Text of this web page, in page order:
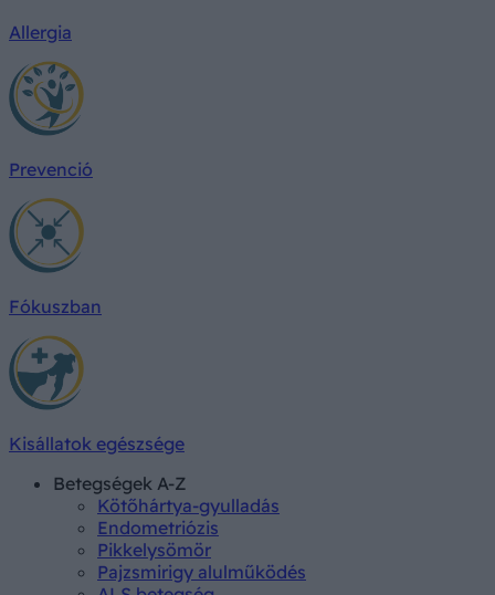
Allergia
Prevenció
Fókuszban
Kisállatok egészsége
Betegségek A-Z
Kötőhártya-gyulladás
Endometriózis
Pikkelysömör
Pajzsmirigy alulműködés